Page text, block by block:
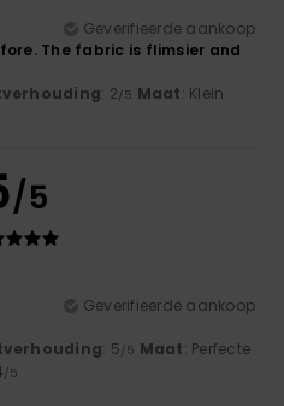
Geverifieerde aankoop
The fabric is flimsier and
: 2/5 Maat: Klein
/5
Geverifieerde aankoop
: 5/5 Maat: Perfecte
/5